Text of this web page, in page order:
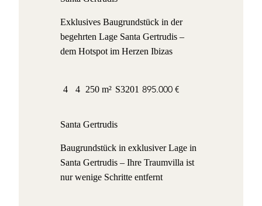
Exklusives Baugrundstück in der
begehrten Lage Santa Gertrudis –
dem Hotspot im Herzen Ibizas
4 4 250 m² S3201 895.000 €
Santa Gertrudis
Baugrundstück in exklusiver Lage in
Santa Gertrudis – Ihre Traumvilla ist
nur wenige Schritte entfernt